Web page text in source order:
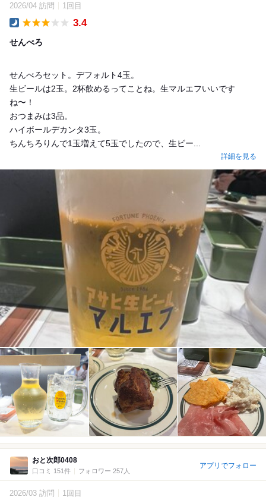
2026/04 訪問 1回目
3.4
せんべろ
せんべろセット。デフォルト4玉。
生ビールは2玉。2杯飲めるってことね。生マルエフいいです
ね〜！
おつまみは3品。
ハイボールデカンタ3玉。
ちんちろりんで1玉増えて5玉でしたので、生ビー...
詳細を見る
おと次郎0408
口コミ 151件 フォロワー 257人
アプリでフォロー
2026/03 訪問 1回目